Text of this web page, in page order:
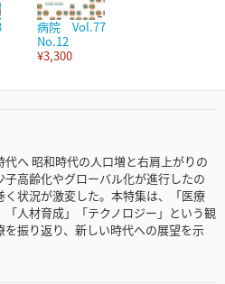
病院 Vol.77
No.12
¥3,300
へ 昭和時代の人口増と右肩上がりの
高齢化やグローバル化が進行したの
状況が激変した。本特集は、「医療
人材育成」「テクノロジー」という観
振り返り、新しい時代への展望を示